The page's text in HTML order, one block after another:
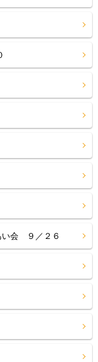
い会 ９／２６